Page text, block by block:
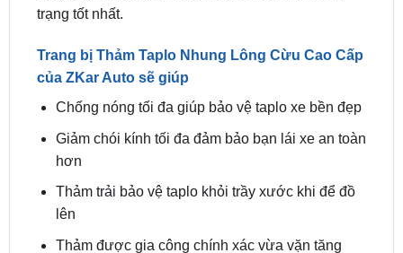
Trang bị Thảm Taplo Nhung Lông Cừu Cao Cấp
Chống nóng tối đa giúp bảo vệ taplo xe bền đẹp
hơn
Thảm trải bảo vệ taplo khỏi trầy xước khi để đồ
lên
Thảm được gia công chính xác vừa vặn tăng
tính thẩm mỹ cho taplo xe